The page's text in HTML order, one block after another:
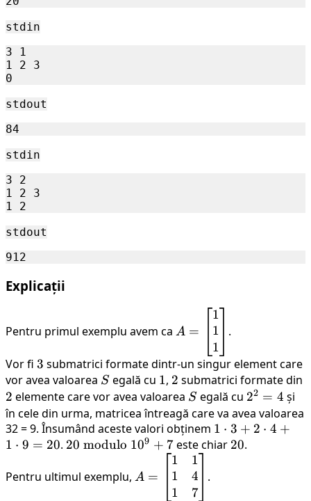
stdin
3 1
1 2 3
stdout
stdin
3 2
1 2 3
stdout
Explicații
Pentru primul exemplu avem ca \begin{bmatrix}
1 \\ 1 \\ 1 \\
\end{bmatrix}
A =
1
1
1
.
Vor fi 3
3 submatrici formate dintr-un singur element care
vor avea valoarea S
S egală cu 1
1, 2
2 submatrici formate din
2
2 elemente care vor avea valoarea S
S egală cu 2^2
= 4
22 = 4 și
în cele din urma, matricea întreagă care va avea valoarea
32 = 9. Însumând aceste valori obținem 1
\cdot
1 ⋅ 3 + 2 ⋅ 4 +
1 ⋅ 9 = 20. 20
modulo
20 modulo 109 + 7este chiar 20
20.
Pentru ultimul exemplu, \begin{bmatrix}
1 & 1 \\ 1 & 4
A =
1
1
1
1
4
7
.